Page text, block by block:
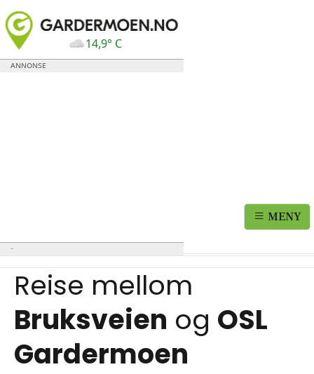
14,9° C
MENY
Reise mellom
Bruksveien og OSL
Gardermoen